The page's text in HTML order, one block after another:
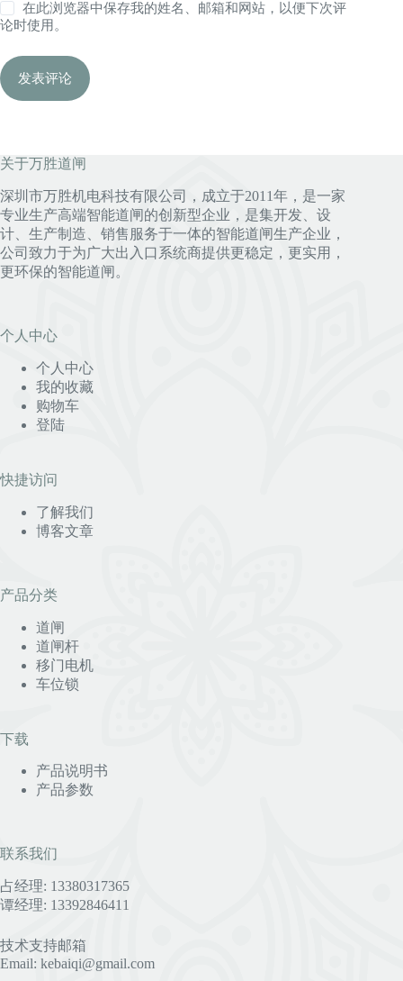
在此浏览器中保存我的姓名、邮箱和网站，以便下次评
论时使用。
发表评论
关于万胜道闸
深圳市万胜机电科技有限公司，成立于2011年，是一家
专业生产高端智能道闸的创新型企业，是集开发、设
计、生产制造、销售服务于一体的智能道闸生产企业，
公司致力于为广大出入口系统商提供更稳定，更实用，
更环保的智能道闸。
个人中心
个人中心
我的收藏
购物车
登陆
快捷访问
了解我们
博客文章
产品分类
道闸
道闸杆
移门电机
车位锁
下载
产品说明书
产品参数
联系我们
占经理: 13380317365
谭经理: 13392846411
技术支持邮箱
Email: kebaiqi@gmail.com